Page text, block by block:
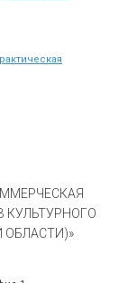
КУЛЬТУРНОГО
ОБЛАСТИ)»